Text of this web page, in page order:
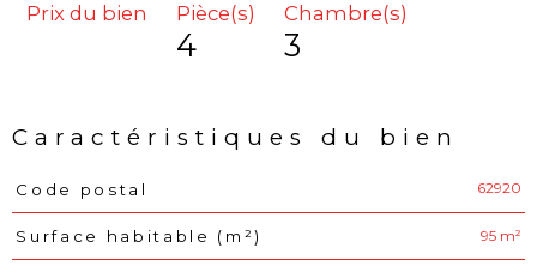
Prix du bien Pièce(s)
4
Chambre(s)
3
Caractéristiques du bien
Caractéristiques Valeurs
Code postal 62920
Surface habitable (m²) 95 m²